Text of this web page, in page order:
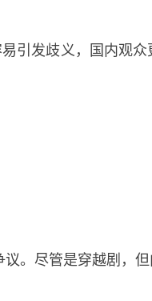
引发歧义，国内观
。尽管是穿越剧，